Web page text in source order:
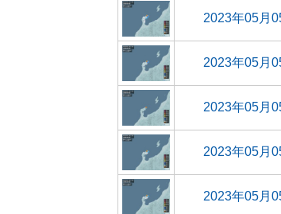
2023年05月
2023年05月
2023年05月
2023年05月
2023年05月